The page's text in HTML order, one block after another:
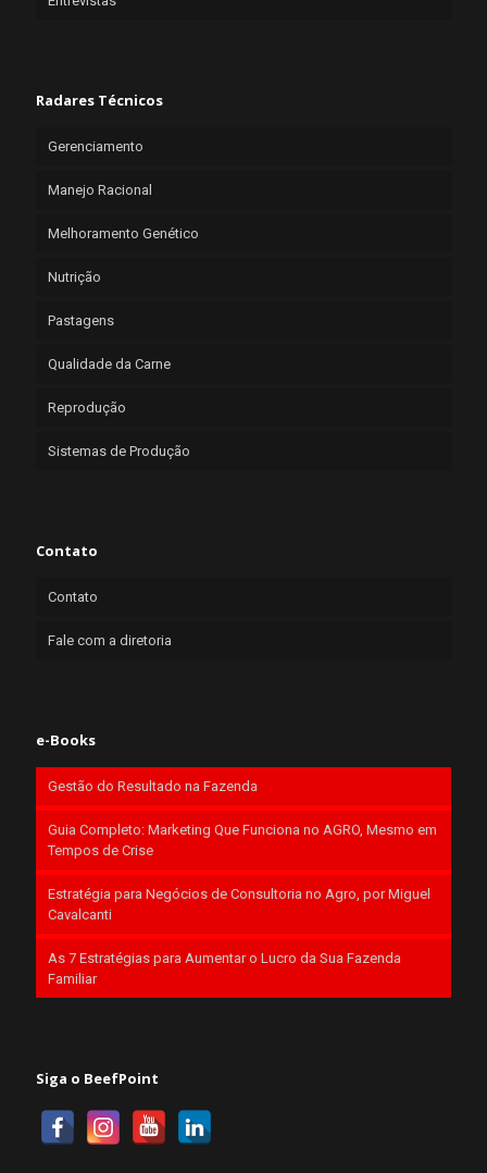
Radares Técnicos
Gerenciamento
Manejo Racional
Melhoramento Genético
Nutrição
Pastagens
Qualidade da Carne
Reprodução
Sistemas de Produção
Contato
Contato
Fale com a diretoria
e-Books
Gestão do Resultado na Fazenda
Guia Completo: Marketing Que Funciona no AGRO, Mesmo em
Tempos de Crise
Estratégia para Negócios de Consultoria no Agro, por Miguel
Cavalcanti
As 7 Estratégias para Aumentar o Lucro da Sua Fazenda
Familiar
Siga o BeefPoint